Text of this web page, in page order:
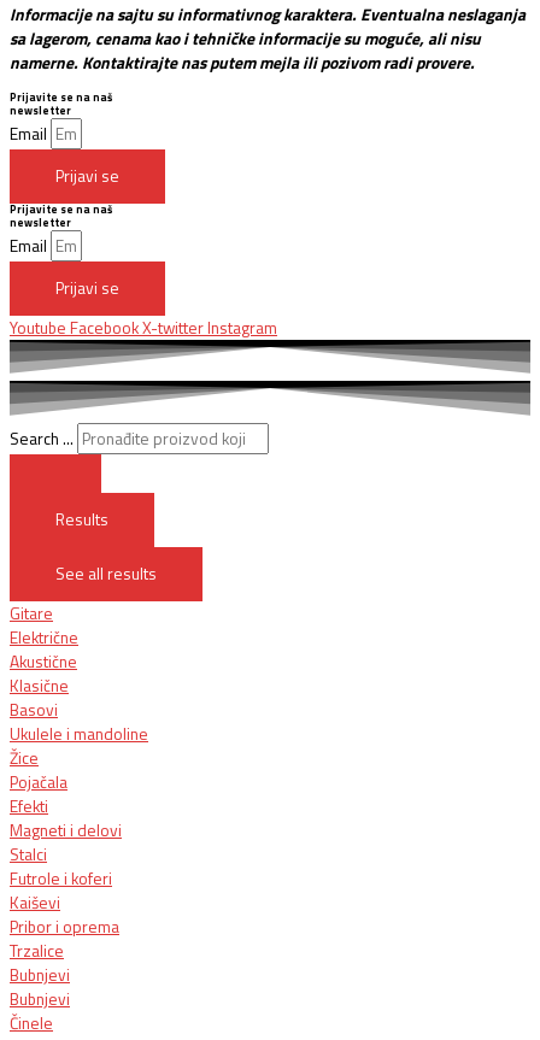
Informacije na sajtu su informativnog karaktera. Eventualna neslaganja
sa lagerom, cenama kao i tehničke informacije su moguće, ali nisu
namerne. Kontaktirajte nas putem mejla ili pozivom radi provere.
Prijavite se na naš
newsletter
Email
Prijavi se
Prijavite se na naš
newsletter
Email
Prijavi se
Youtube FacebookX-twitter Instagram
Search ...
Results
See all results
Gitare
Električne
Akustične
Klasične
Basovi
Ukulele i mandoline
Žice
Pojačala
Efekti
Magneti i delovi
Stalci
Futrole i koferi
Kaiševi
Pribor i oprema
Trzalice
Bubnjevi
Bubnjevi
Činele